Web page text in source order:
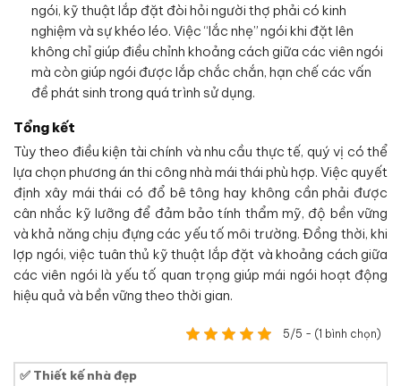
ngói, kỹ thuật lắp đặt đòi hỏi người thợ phải có kinh
nghiệm và sự khéo léo. Việc “lắc nhẹ” ngói khi đặt lên
không chỉ giúp điều chỉnh khoảng cách giữa các viên ngói
mà còn giúp ngói được lắp chắc chắn, hạn chế các vấn
đề phát sinh trong quá trình sử dụng.
Tổng kết
Tùy theo điều kiện tài chính và nhu cầu thực tế, quý vị có thể
lựa chọn phương án thi công nhà mái thái phù hợp. Việc quyết
định xây mái thái có đổ bê tông hay không cần phải được
cân nhắc kỹ lưỡng để đảm bảo tính thẩm mỹ, độ bền vững
và khả năng chịu đựng các yếu tố môi trường. Đồng thời, khi
lợp ngói, việc tuân thủ kỹ thuật lắp đặt và khoảng cách giữa
các viên ngói là yếu tố quan trọng giúp mái ngói hoạt động
hiệu quả và bền vững theo thời gian.
5/5 - (1 bình chọn)
✅ Thiết kế nhà đẹp